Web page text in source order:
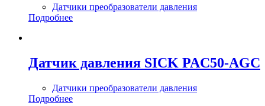
Датчики преобразователи давления
Подробнее
Датчик давления SICK PAC50-AGC
Датчики преобразователи давления
Подробнее